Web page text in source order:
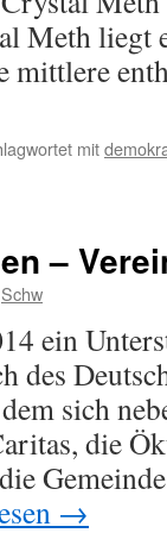
Meth liegt
mittlere
mit
–
Schw
ein
des
sich
die
→